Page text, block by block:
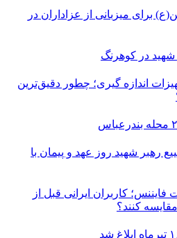
برای میزبانی از عزاداران در
در کوهرنگ
اندازه گیری؛ چطور دقیق‌ترین
رهبر شهید روز عهد و پیمان با
کاربران ایرانی قبل از
کنند؟